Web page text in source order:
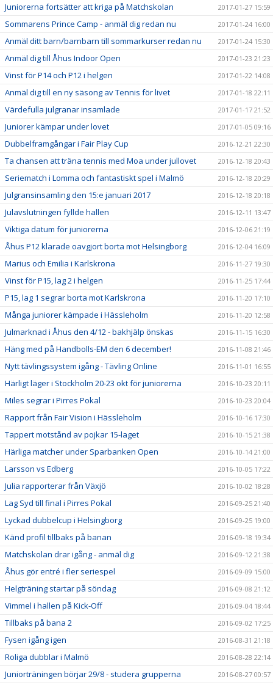
Juniorerna fortsätter att kriga på Matchskolan 2017-01-27 15:59
Sommarens Prince Camp - anmäl dig redan nu 2017-01-24 16:00
Anmäl ditt barn/barnbarn till sommarkurser redan nu 2017-01-24 15:30
Anmäl dig till Åhus Indoor Open 2017-01-23 21:23
Vinst för P14 och P12 i helgen 2017-01-22 14:08
Anmäl dig till en ny säsong av Tennis för livet 2017-01-18 22:11
Värdefulla julgranar insamlade 2017-01-17 21:52
Juniorer kämpar under lovet 2017-01-05 09:16
Dubbelframgångar i Fair Play Cup 2016-12-21 22:30
Ta chansen att träna tennis med Moa under jullovet 2016-12-18 20:43
Seriematch i Lomma och fantastiskt spel i Malmö 2016-12-18 20:29
Julgransinsamling den 15:e januari 2017 2016-12-18 20:18
Julavslutningen fyllde hallen 2016-12-11 13:47
Viktiga datum för juniorerna 2016-12-06 21:19
Åhus P12 klarade oavgjort borta mot Helsingborg 2016-12-04 16:09
Marius och Emilia i Karlskrona 2016-11-27 19:30
Vinst för P15, lag 2 i helgen 2016-11-25 17:44
P15, lag 1 segrar borta mot Karlskrona 2016-11-20 17:10
Många juniorer kämpade i Hässleholm 2016-11-20 12:58
Julmarknad i Åhus den 4/12 - bakhjälp önskas 2016-11-15 16:30
Häng med på Handbolls-EM den 6 december! 2016-11-08 21:46
Nytt tävlingssystem igång - Tävling Online 2016-11-01 16:55
Härligt läger i Stockholm 20-23 okt för juniorerna 2016-10-23 20:11
Miles segrar i Pirres Pokal 2016-10-23 20:04
Rapport från Fair Vision i Hässleholm 2016-10-16 17:30
Tappert motstånd av pojkar 15-laget 2016-10-15 21:38
Härliga matcher under Sparbanken Open 2016-10-14 21:00
Larsson vs Edberg 2016-10-05 17:22
Julia rapporterar från Växjö 2016-10-02 18:28
Lag Syd till final i Pirres Pokal 2016-09-25 21:40
Lyckad dubbelcup i Helsingborg 2016-09-25 19:00
Känd profil tillbaks på banan 2016-09-18 19:34
Matchskolan drar igång - anmäl dig 2016-09-12 21:38
Åhus gör entré i fler seriespel 2016-09-09 15:00
Helgträning startar på söndag 2016-09-08 21:12
Vimmel i hallen på Kick-Off 2016-09-04 18:44
Tillbaks på bana 2 2016-09-02 17:25
Fysen igång igen 2016-08-31 21:18
Roliga dubblar i Malmö 2016-08-28 22:14
Juniorträningen börjar 29/8 - studera grupperna 2016-08-27 00:57